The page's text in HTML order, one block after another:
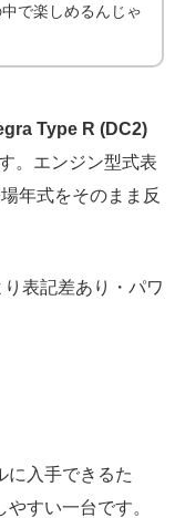
で楽しめるんじゃ
Type R (DC2)
。エンジン型式表
年式をそのまま反
り表記差あり・パワ
に入手できるた
すい一台です。